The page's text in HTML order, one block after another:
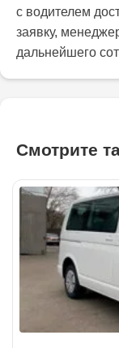
с водителем
заявку,
дальнейшего
Смотрите